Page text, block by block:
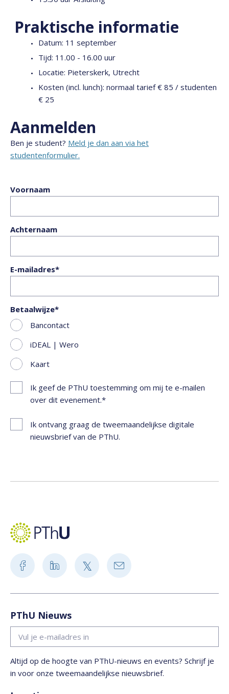
Praktische informatie
Datum: 11 september
Tijd: 11.00 - 16.00 uur
Locatie: Pieterskerk, Utrecht
Kosten (incl. lunch): normaal tarief € 85 / studenten
€ 25
Aanmelden
Ben je student? Meld je dan aan via het
studentenformulier.
Voornaam
Achternaam
E-mailadres
Betaalwijze
Bancontact
iDEAL | Wero
Kaart
Ik geef de PThU toestemming om mij te e-mailen
over dit evenement.
Ik ontvang graag de tweemaandelijkse digitale
nieuwsbrief van de PThU.
PThU Nieuws
Altijd op de hoogte van PThU-nieuws en events? Schrijf je
in voor onze tweemaandelijkse nieuwsbrief.